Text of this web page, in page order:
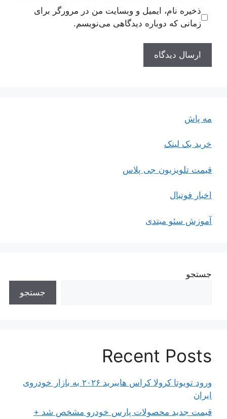
ذخیره نام، ایمیل و وبسایت من در مرورگر برای
زمانی که دوباره دیدگاهی می‌نویسم.
مه پاش
خرید بک لینک
قیمت تلویزیون جی پلاس
اخبار فوتبال
آموزش سئو مبتدی
جستجو
جستجو
Recent Posts
ورود تویوتا کرولا کراس هایبرید ۲۰۲۶ به بازار خودروی
ایران
قیمت جدید محصولات پارس خودرو مشخص شد +